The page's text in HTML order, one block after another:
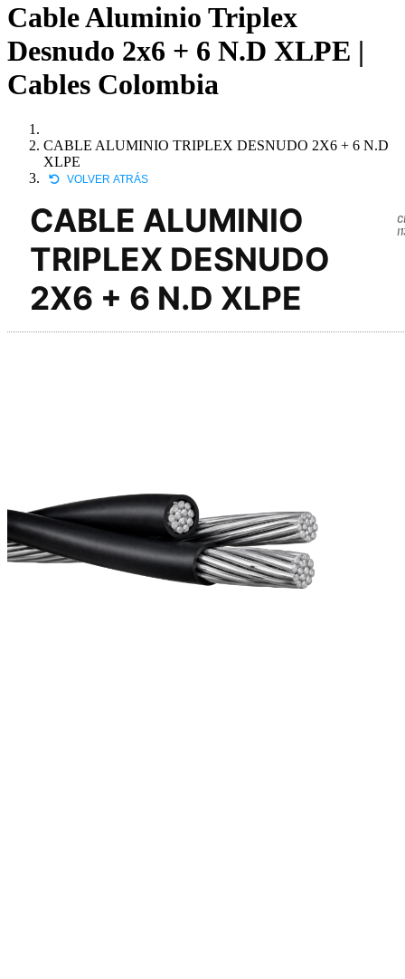
Cable Aluminio Triplex
Desnudo 2x6 + 6 N.D XLPE |
Cables Colombia
CABLE ALUMINIO TRIPLEX DESNUDO 2X6 + 6 N.D
XLPE
VOLVER ATRÁS
CABLE ALUMINIO
TRIPLEX DESNUDO
2X6 + 6 N.D XLPE